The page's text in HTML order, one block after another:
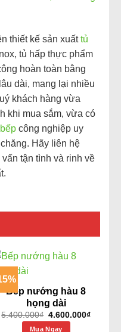
thiết kế sản xuấttủ
tủ hấp thực phẩm
hoàn toàn bằng
dài, mang lại nhiều
khách hàng vừa
khi mua sắm, vừa có
công nghiệp uy
Hãy liên hệ
tận tình và rinh về
Bếp nướng hàu 8
họng dài
5.400.000₫ Giá
gốc
là:
4.600.000₫Giá
Mua Ngay